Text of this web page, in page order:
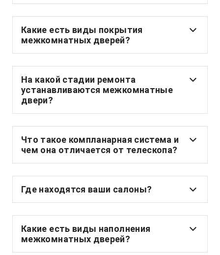
Какие есть виды покрытия
межкомнатных дверей?
На какой стадии ремонта
устанавливаются межкомнатные
двери?
Что такое компланарная система и
чем она отличается от телескопа?
Где находятся ваши салоны?
Какие есть виды наполнения
межкомнатных дверей?